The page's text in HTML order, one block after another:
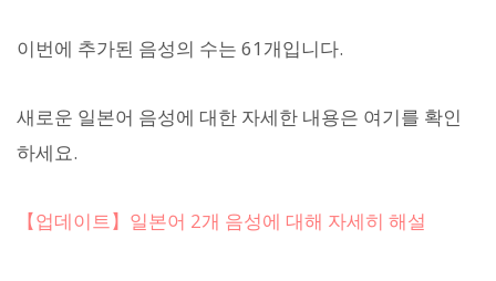
이번에 추가된 음성의 수는 61개입니다.
새로운 일본어 음성에 대한 자세한 내용은 여기를 확인
하세요.
【업데이트】일본어 2개 음성에 대해 자세히 해설